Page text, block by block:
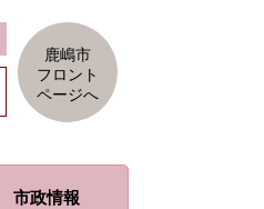
鹿嶋市
フロント
ページへ
市政情報